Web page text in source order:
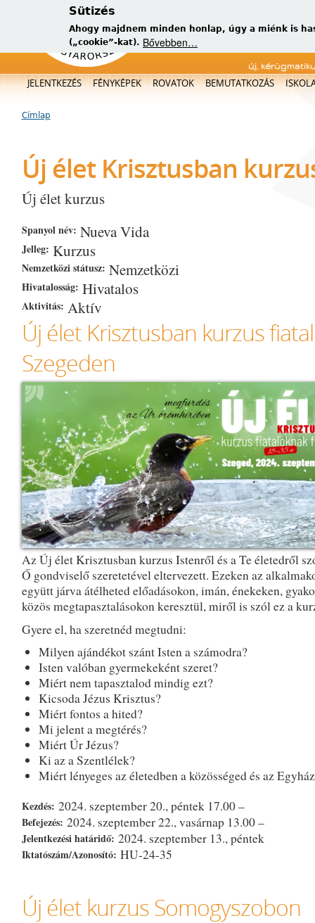
Sütizés
Ahogy majdnem minden honlap, úgy a miénk is
(„cookie”-kat). Bővebben…
új,
Főmenü
JELENTKEZÉS FÉNYKÉPEK ROVATOK BEMUTATKOZÁS
Jelenlegi hely
Címlap
Új élet Krisztusban
Új élet kurzus
Spanyol név: Nueva Vida
Jelleg: Kurzus
Nemzetközi státusz: Nemzetközi
Hivatalosság: Hivatalos
Aktivitás: Aktív
Új élet Krisztusban kurzus
Szegeden
Az Új élet Krisztusban kurzus Istenről és a Te életedről
Ő gondviselő szeretetével eltervezett. Ezeken az
együtt járva átélheted előadásokon, imán, énekeken,
közös megtapasztalásokon keresztül, miről is szól ez a
Gyere el, ha szeretnéd megtudni:
Milyen ajándékot szánt Isten a számodra?
Isten valóban gyermekeként szeret?
Miért nem tapasztalod mindig ezt?
Kicsoda Jézus Krisztus?
Miért fontos a hited?
Mi jelent a megtérés?
Miért Úr Jézus?
Ki az a Szentlélek?
Miért lényeges az életedben a közösséged és az
Kezdés: 2024. szeptember 20., péntek 17.00 –
Befejezés: 2024. szeptember 22., vasárnap 13.00 –
Jelentkezési határidő: 2024. szeptember 13., péntek
Iktatószám/Azonosító: HU-24-35
Új élet kurzus Somogyszobon